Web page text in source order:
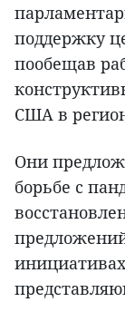
поддержку
пообещав
США в
Они
борьбе с